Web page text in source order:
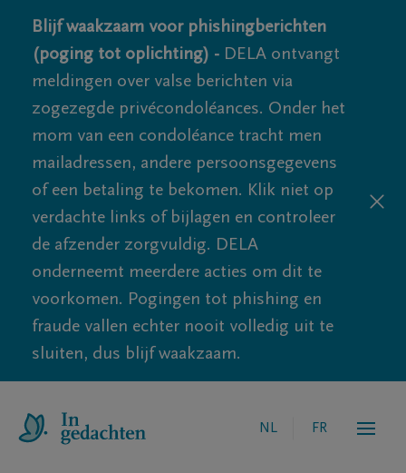
Blijf waakzaam voor phishingberichten
(poging tot oplichting) - DELA ontvangt
meldingen over valse berichten via
zogezegde privécondoléances. Onder het
mom van een condoléance tracht men
mailadressen, andere persoonsgegevens
of een betaling te bekomen. Klik niet op
verdachte links of bijlagen en controleer
de afzender zorgvuldig. DELA
onderneemt meerdere acties om dit te
voorkomen. Pogingen tot phishing en
fraude vallen echter nooit volledig uit te
sluiten, dus blijf waakzaam.
NL FR